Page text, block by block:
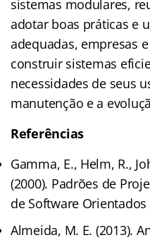
sistemas modulares,
adotar boas práticas e
adequadas, empresas
construir sistemas
necessidades de seus
manutenção e a
Referências
Gamma, E., Helm, R.,
(2000). Padrões de
de Software
Almeida, M. E. (2013).